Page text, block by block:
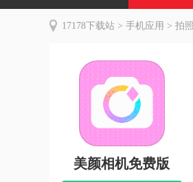
17178下载站 > 手机应用 > 拍
美颜相机免费版